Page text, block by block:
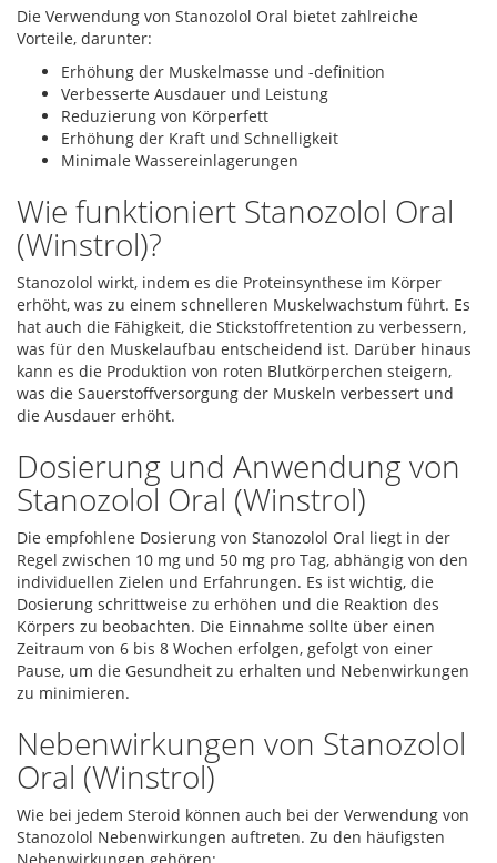
Die Verwendung von Stanozolol Oral bietet zahlreiche
Vorteile, darunter:
Erhöhung der Muskelmasse und -definition
Verbesserte Ausdauer und Leistung
Reduzierung von Körperfett
Erhöhung der Kraft und Schnelligkeit
Minimale Wassereinlagerungen
Wie funktioniert Stanozolol Oral
(Winstrol)?
Stanozolol wirkt, indem es die Proteinsynthese im Körper
erhöht, was zu einem schnelleren Muskelwachstum führt. Es
hat auch die Fähigkeit, die Stickstoffretention zu verbessern,
was für den Muskelaufbau entscheidend ist. Darüber hinaus
kann es die Produktion von roten Blutkörperchen steigern,
was die Sauerstoffversorgung der Muskeln verbessert und
die Ausdauer erhöht.
Dosierung und Anwendung von
Stanozolol Oral (Winstrol)
Die empfohlene Dosierung von Stanozolol Oral liegt in der
Regel zwischen 10 mg und 50 mg pro Tag, abhängig von den
individuellen Zielen und Erfahrungen. Es ist wichtig, die
Dosierung schrittweise zu erhöhen und die Reaktion des
Körpers zu beobachten. Die Einnahme sollte über einen
Zeitraum von 6 bis 8 Wochen erfolgen, gefolgt von einer
Pause, um die Gesundheit zu erhalten und Nebenwirkungen
zu minimieren.
Nebenwirkungen von Stanozolol
Oral (Winstrol)
Wie bei jedem Steroid können auch bei der Verwendung von
Stanozolol Nebenwirkungen auftreten. Zu den häufigsten